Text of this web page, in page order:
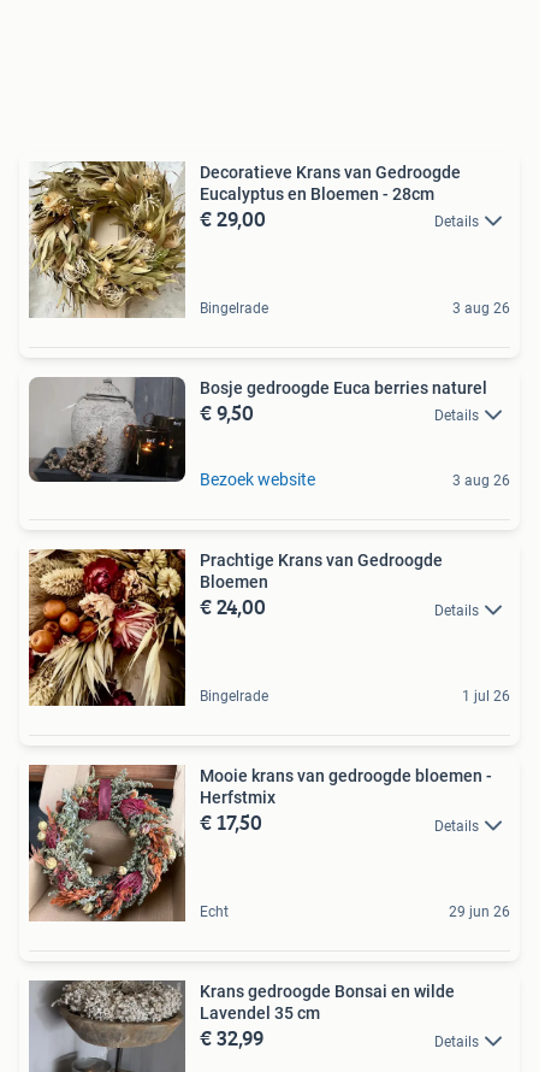
Decoratieve Krans van Gedroogde
Eucalyptus en Bloemen - 28cm
€ 29,00 Details
Bingelrade 3 aug 26
Bosje gedroogde Euca berries naturel
€ 9,50 Details
Bezoek website 3 aug 26
Prachtige Krans van Gedroogde
Bloemen
€ 24,00 Details
Bingelrade 1 jul 26
Mooie krans van gedroogde bloemen -
Herfstmix
€ 17,50 Details
Echt 29 jun 26
Krans gedroogde Bonsai en wilde
Lavendel 35 cm
€ 32,99 Details